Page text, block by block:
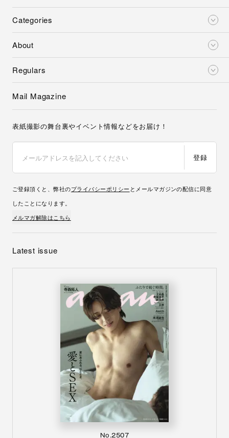
Categories
About
Regulars
Mail Magazine
表紙撮影の舞台裏やイベント情報などをお届け！
登録
ご登録頂くと、弊社のプライバシーポリシー とメールマガジンの配信に同意
したことになります。
メルマガ解除はこちら
Latest issue
No.2507